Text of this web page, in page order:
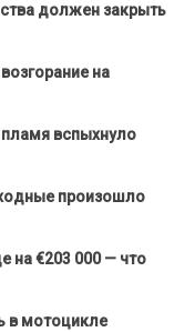
должен закрыть
на
пламя вспыхнуло
произошло
на €203 000 — что
в мотоцикле